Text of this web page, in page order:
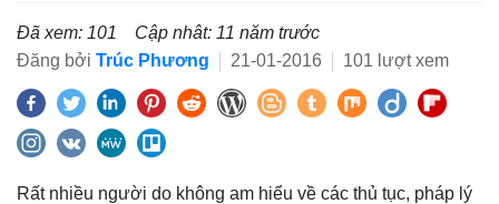
Đã xem: 101
Cập nhât: 11 năm trước
Đăng bởi Trúc Phương 21-01-2016 101 lượt xem
Rất nhiều người do không am hiểu về các thủ tục, pháp lý